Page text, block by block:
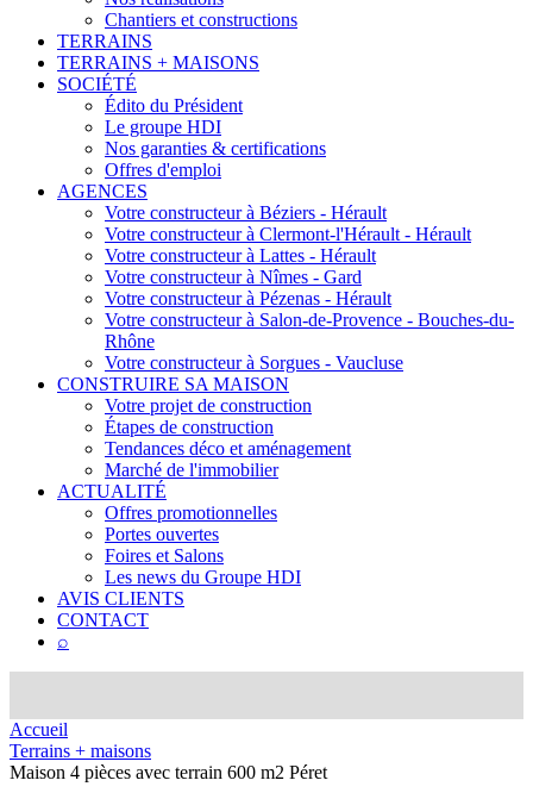
Chantiers et constructions
TERRAINS
TERRAINS + MAISONS
SOCIÉTÉ
Édito du Président
Le groupe HDI
Nos garanties & certifications
Offres d'emploi
AGENCES
Votre constructeur à Béziers - Hérault
Votre constructeur à Clermont-l'Hérault - Hérault
Votre constructeur à Lattes - Hérault
Votre constructeur à Nîmes - Gard
Votre constructeur à Pézenas - Hérault
Votre constructeur à Salon-de-Provence - Bouches-du-
Rhône
Votre constructeur à Sorgues - Vaucluse
CONSTRUIRE SA MAISON
Votre projet de construction
Étapes de construction
Tendances déco et aménagement
Marché de l'immobilier
ACTUALITÉ
Offres promotionnelles
Portes ouvertes
Foires et Salons
Les news du Groupe HDI
AVIS CLIENTS
CONTACT
⌕
Accueil
Terrains + maisons
Maison 4 pièces avec terrain 600 m2 Péret